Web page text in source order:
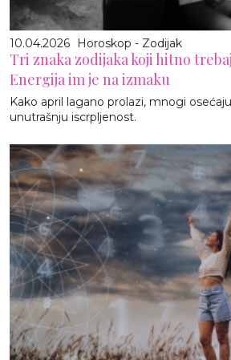
10.04.2026 Horoskop - Zodijak
Tri znaka zodijaka koji hitno
Energija im je na izmaku
Kako april lagano prolazi, mnogi
unutrašnju iscrpljenost.